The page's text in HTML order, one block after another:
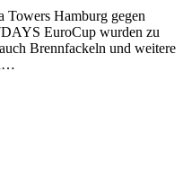
Towers Hamburg gegen
EuroCup wurden zu
Brennfackeln und weitere